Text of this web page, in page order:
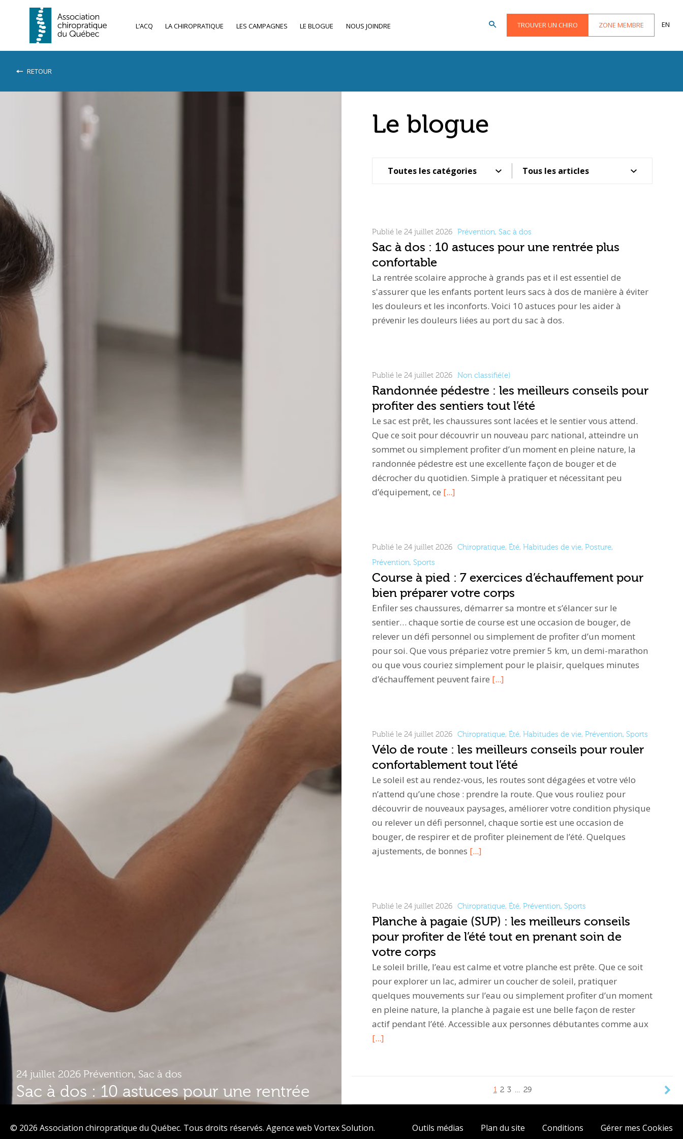
L’ACQ LA CHIROPRATIQUE LES CAMPAGNES LE BLOGUE NOUS JOINDRE TROUVER UN CHIRO ZONE MEMBRE EN
RETOUR
24 juillet 2026 Prévention, Sac à dos
Sac à dos : 10 astuces pour une rentrée
Le blogue
Publié le 24 juillet 2026 Prévention, Sac à dos
Sac à dos : 10 astuces pour une rentrée plus
confortable
La rentrée scolaire approche à grands pas et il est essentiel de
s'assurer que les enfants portent leurs sacs à dos de manière à éviter
les douleurs et les inconforts. Voici 10 astuces pour les aider à
prévenir les douleurs liées au port du sac à dos.
Publié le 24 juillet 2026 Non classifié(e)
Randonnée pédestre : les meilleurs conseils pour
profiter des sentiers tout l’été
Le sac est prêt, les chaussures sont lacées et le sentier vous attend.
Que ce soit pour découvrir un nouveau parc national, atteindre un
sommet ou simplement profiter d’un moment en pleine nature, la
randonnée pédestre est une excellente façon de bouger et de
décrocher du quotidien. Simple à pratiquer et nécessitant peu
d’équipement, ce [...]
Publié le 24 juillet 2026 Chiropratique, Été, Habitudes de vie, Posture,
Prévention, Sports
Course à pied : 7 exercices d’échauffement pour
bien préparer votre corps
Enfiler ses chaussures, démarrer sa montre et s’élancer sur le
sentier… chaque sortie de course est une occasion de bouger, de
relever un défi personnel ou simplement de profiter d’un moment
pour soi. Que vous prépariez votre premier 5 km, un demi-marathon
ou que vous couriez simplement pour le plaisir, quelques minutes
d’échauffement peuvent faire [...]
Publié le 24 juillet 2026 Chiropratique, Été, Habitudes de vie, Prévention, Sports
Vélo de route : les meilleurs conseils pour rouler
confortablement tout l’été
Le soleil est au rendez-vous, les routes sont dégagées et votre vélo
n’attend qu’une chose : prendre la route. Que vous rouliez pour
découvrir de nouveaux paysages, améliorer votre condition physique
ou relever un défi personnel, chaque sortie est une occasion de
bouger, de respirer et de profiter pleinement de l’été. Quelques
ajustements, de bonnes [...]
Publié le 24 juillet 2026 Chiropratique, Été, Prévention, Sports
Planche à pagaie (SUP) : les meilleurs conseils
pour profiter de l’été tout en prenant soin de
votre corps
Le soleil brille, l’eau est calme et votre planche est prête. Que ce soit
pour explorer un lac, admirer un coucher de soleil, pratiquer
quelques mouvements sur l’eau ou simplement profiter d’un moment
en pleine nature, la planche à pagaie est une belle façon de rester
actif pendant l’été. Accessible aux personnes débutantes comme aux
[...]
1 2 3 … 29
© 2026 Association chiropratique du Québec. Tous droits réservés. Agence web Vortex Solution. Outils médias Plan du site Conditions Gérer mes Cookies